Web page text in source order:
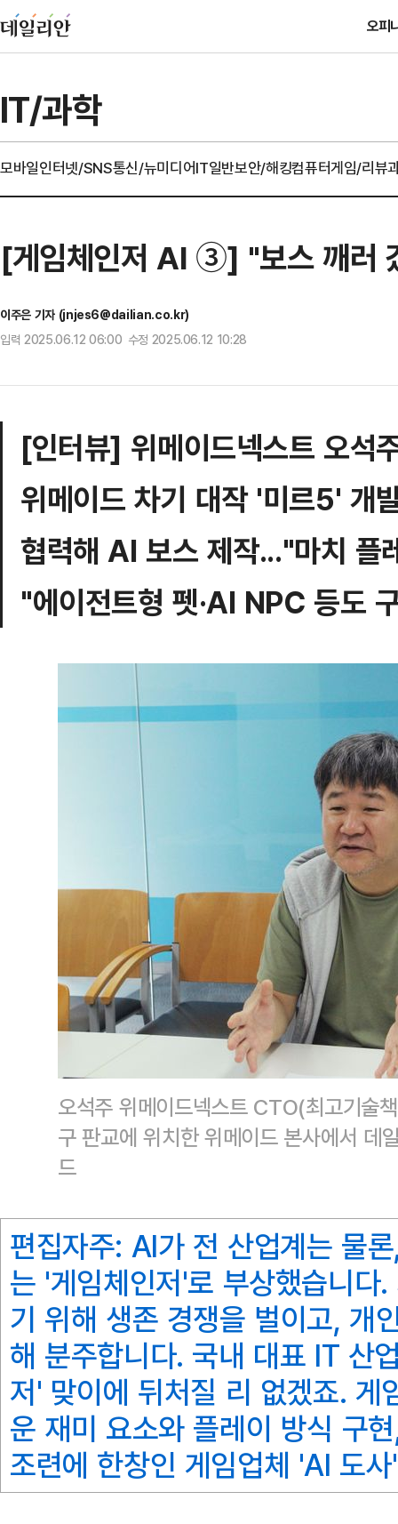
오피
IT/과학
모바일인터넷/SNS통신/뉴미디어IT일반보안/해킹컴퓨터게임/리뷰
[게임체인저 AI ③] "보스 깨러
이주은 기자 (jnjes6@dailian.co.kr)
입력 2025.06.12 06:00 수정 2025.06.12 10:28
[인터뷰] 위메이드넥스트 오석
위메이드 차기 대작 '미르5' 개
협력해 AI 보스 제작..."마치 플
"에이전트형 펫·AI NPC 등도
오석주 위메이드넥스트 CTO(최고기술
구 판교에 위치한 위메이드 본사에서
드
편집자주: AI가 전 산업계는 물
는 '게임체인저'로 부상했습니
기 위해 생존 경쟁을 벌이고, 개
해 분주합니다. 국내 대표 IT 산
저' 맞이에 뒤처질 리 없겠죠. 게
운 재미 요소와 플레이 방식 구
조련에 한창인 게임업체 'AI 도